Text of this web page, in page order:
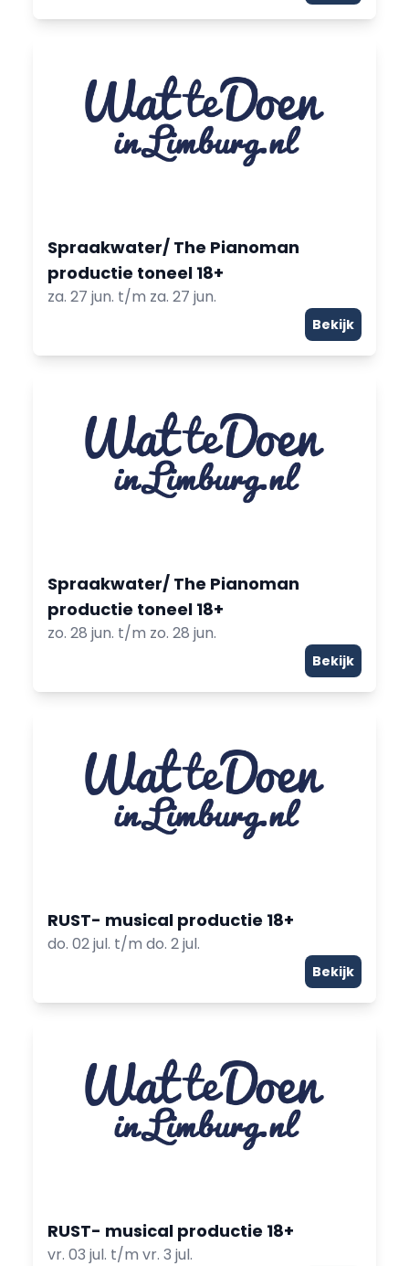
Spraakwater/ The Pianoman
productie toneel 18+
za. 27 jun. t/m za. 27 jun.
Bekijk
Spraakwater/ The Pianoman
productie toneel 18+
zo. 28 jun. t/m zo. 28 jun.
Bekijk
RUST- musical productie 18+
do. 02 jul. t/m do. 2 jul.
Bekijk
RUST- musical productie 18+
vr. 03 jul. t/m vr. 3 jul.